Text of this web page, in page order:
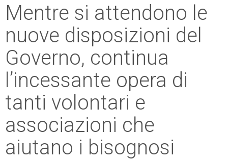
Mentre si attendono le
nuove disposizioni del
Governo, continua
l’incessante opera di
tanti volontari e
associazioni che
aiutano i bisognosi